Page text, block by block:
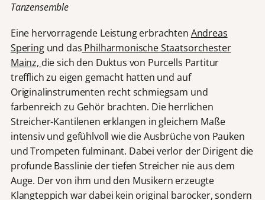
Tanzensemble
Eine hervorragende Leistung erbrachten Andreas
Speringund das Philharmonische Staatsorchester
Mainz, die sich den Duktus von Purcells Partitur
trefflich zu eigen gemacht hatten und auf
Originalinstrumenten recht schmiegsam und
farbenreich zu Gehör brachten. Die herrlichen
Streicher-Kantilenen erklangen in gleichem Maße
intensiv und gefühlvoll wie die Ausbrüche von Pauken
und Trompeten fulminant. Dabei verlor der Dirigent die
profunde Basslinie der tiefen Streicher nie aus dem
Auge. Der von ihm und den Musikern erzeugte
Klangteppich war dabei kein original barocker, sondern